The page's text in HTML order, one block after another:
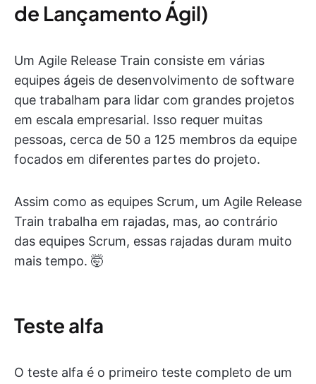
de Lançamento Ágil)
Um Agile Release Train consiste em várias
equipes ágeis de desenvolvimento de software
que trabalham para lidar com grandes projetos
em escala empresarial. Isso requer muitas
pessoas, cerca de 50 a 125 membros da equipe
focados em diferentes partes do projeto.
Assim como as equipes Scrum, um Agile Release
Train trabalha em rajadas, mas, ao contrário
das equipes Scrum, essas rajadas duram muito
mais tempo. 🤯
Teste alfa
O teste alfa é o primeiro teste completo de um